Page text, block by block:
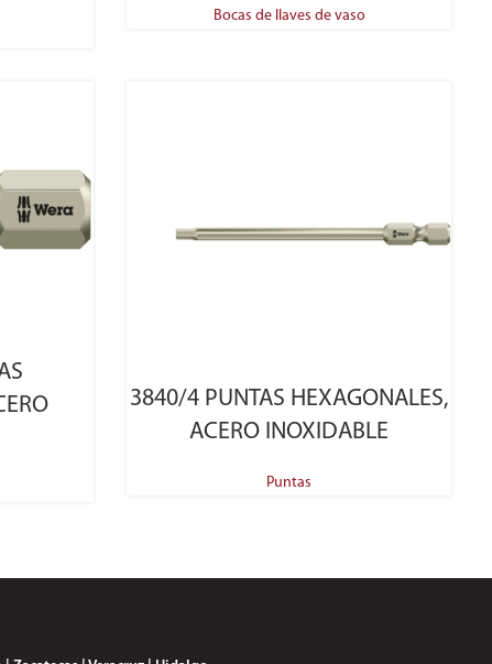
Bocas de llaves de vaso
3840/4 PUNTAS HEXAGONALES,
ACERO INOXIDABLE
Puntas